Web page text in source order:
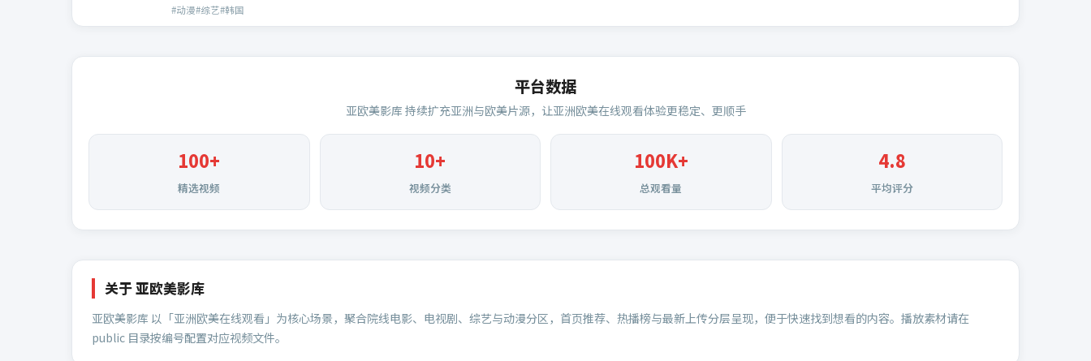
#动漫#综艺#韩国
平台数据
亚欧美影库 持续扩充亚洲与欧美片源，让亚洲欧美在线观看体验更稳定、更顺手
100+
精选视频
10+
视频分类
100K+
总观看量
4.8
平均评分
关于亚欧美影库
亚欧美影库 以「亚洲欧美在线观看」为核心场景，聚合院线电影、电视剧、综艺与动漫分区，首页推荐、热播榜与最新上传分层呈现，便于快速找到想看的内容。播放素材请在
public 目录按编号配置对应视频文件。